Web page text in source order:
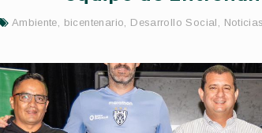
Ambiente, bicentenario, Desarrollo Social , Noticias